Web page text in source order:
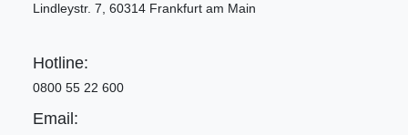
Lindleystr. 7, 60314 Frankfurt am Main
Hotline:
0800 55 22 600
Email: